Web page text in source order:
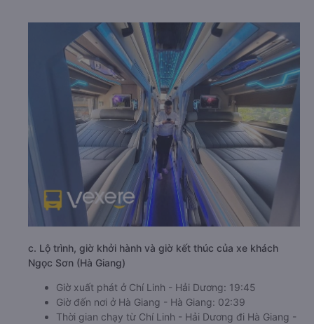
c. Lộ trình, giờ khởi hành và giờ kết thúc của xe khách
Ngọc Sơn (Hà Giang)
Giờ xuất phát ở Chí Linh - Hải Dương: 19:45
Giờ đến nơi ở Hà Giang - Hà Giang: 02:39
Thời gian chạy từ Chí Linh - Hải Dương đi Hà Giang -